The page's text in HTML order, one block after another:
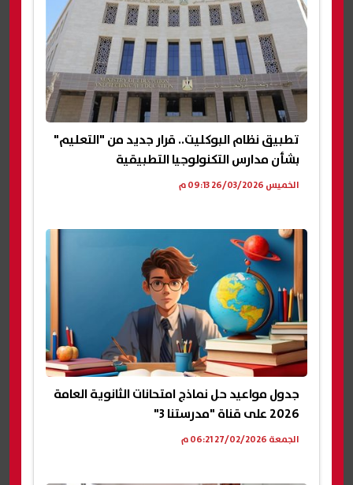
تطبيق نظام البوكليت.. قرار جديد من "التعليم"
بشأن مدارس التكنولوجيا التطبيقية
الخميس 26/03/2026 09:13 م
جدول مواعيد حل نماذج امتحانات الثانوية العامة
2026 على قناة "مدرستنا 3"
الجمعة 27/02/2026 06:21 م